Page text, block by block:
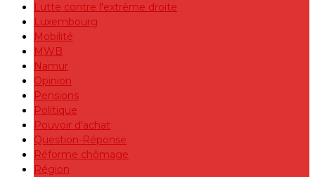
Lutte contre l'extrême droite
Luxembourg
Mobilité
MWB
Namur
Opinion
Pensions
Politique
Pouvoir d'achat
Question-Réponse
Réforme chômage
Région